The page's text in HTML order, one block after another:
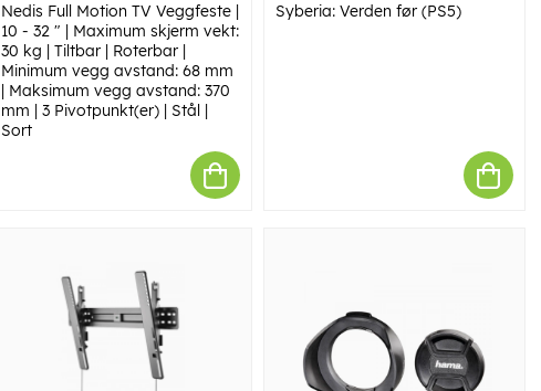
Nedis Full Motion TV Veggfeste |
10 - 32 " | Maximum skjerm vekt:
30 kg | Tiltbar | Roterbar |
Minimum vegg avstand: 68 mm
| Maksimum vegg avstand: 370
mm | 3 Pivotpunkt(er) | Stål |
Sort
Syberia: Verden før (PS5)